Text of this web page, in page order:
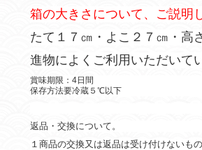
箱の大きさについて、ご説明
たて１７㎝・よこ２７㎝・高
進物によくご利用いただいて
賞味期限：4日間
保存方法要冷蔵５℃以下
返品・交換について。
１商品の交換又は返品は受け付けないもの